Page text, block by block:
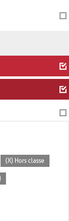
(X) Hors classe